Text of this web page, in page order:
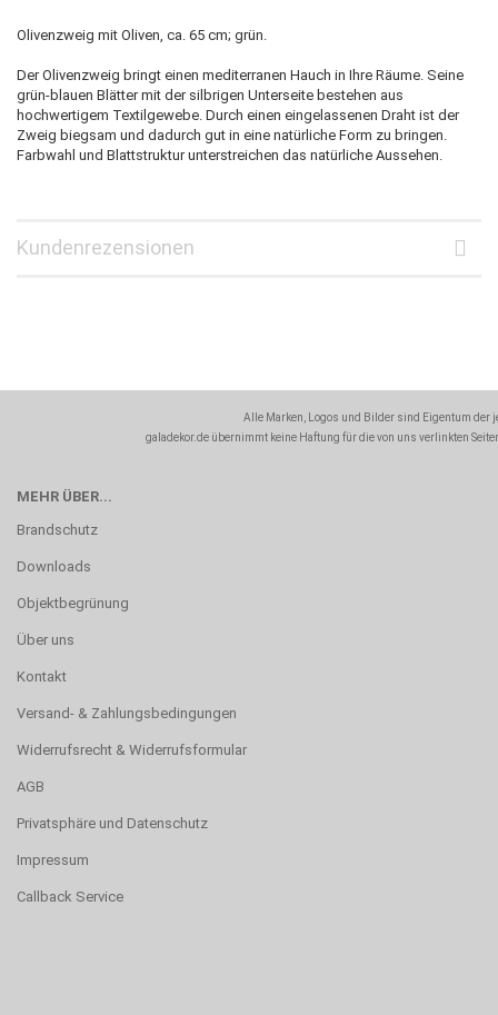
Olivenzweig mit Oliven, ca. 65 cm; grün.
Der Olivenzweig bringt einen mediterranen Hauch in Ihre Räume. Seine
grün-blauen Blätter mit der silbrigen Unterseite bestehen aus
hochwertigem Textilgewebe. Durch einen eingelassenen Draht ist der
Zweig biegsam und dadurch gut in eine natürliche Form zu bringen.
Farbwahl und Blattstruktur unterstreichen das natürliche Aussehen.
Kundenrezensionen
Alle Marken, Logos und Bilder sind Eigentum
galadekor.de übernimmt keine Haftung für die von uns verlinkten
MEHR ÜBER...
Brandschutz
Downloads
Objektbegrünung
Über uns
Kontakt
Versand- & Zahlungsbedingungen
Widerrufsrecht & Widerrufsformular
AGB
Privatsphäre und Datenschutz
Impressum
Callback Service